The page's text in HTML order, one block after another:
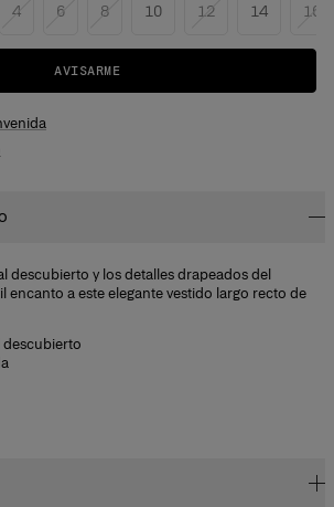
4 6 8 10 12 14 16
AVISARME
descubierto y los detalles drapeados del
a este elegante vestido largo recto de